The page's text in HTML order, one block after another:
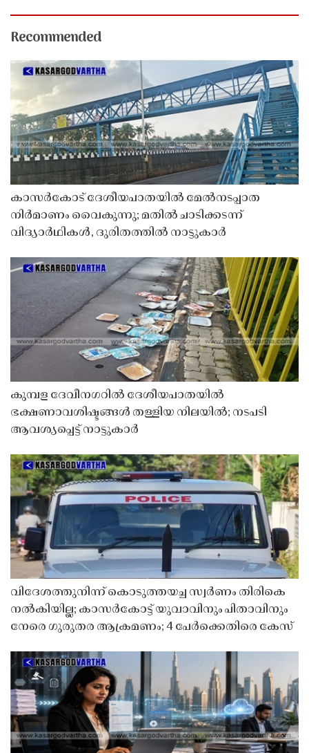
Recommended
കാസർകോട് ദേശീയപാതയിൽ മേൽനടപ്പാത
നിർമാണം വൈകുന്നു; മതിൽ ചാടിക്കടന്ന്
വിദ്യാർഥികൾ, ദുരിതത്തിൽ നാട്ടുകാർ
കുമ്പള ദേവീനഗറിൽ ദേശീയപാതയിൽ
ഭക്ഷണാവശിഷ്ടങ്ങൾ തള്ളിയ നിലയിൽ; നടപടി
ആവശ്യപ്പെട്ട് നാട്ടുകാർ
വിദേശത്തുനിന്ന് കൊടുത്തയച്ച സ്വർണം തിരികെ
നൽകിയില്ല; കാസർകോട്ട് യുവാവിനും പിതാവിനും
നേരെ ഗുരുതര ആക്രമണം; 4 പേർക്കെതിരെ കേസ്